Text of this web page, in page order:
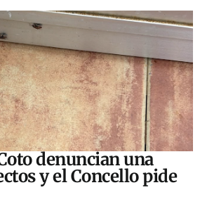
denuncian una
y el Concello pide